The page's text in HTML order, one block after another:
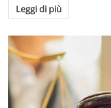
Leggi di più